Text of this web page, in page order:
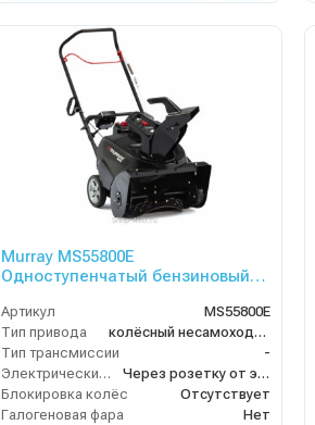
Murray MS55800E
Одноступенчатый бензиновый
Артикул
MS55800E
Тип привода
колёсный несамоходный
Тип трансмиссии
-
Электрический стартер
Через розетку от электросети
Блокировка колёс
Отсутствует
Галогеновая фара
Нет